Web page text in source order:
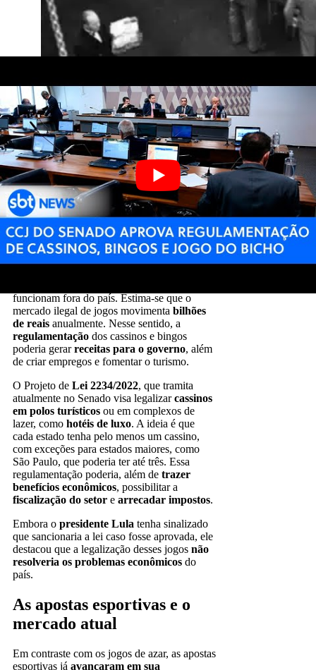
Com a proibição, os jogos de cassino se
tornaram um
tabu no Brasil , especialmente
sob o olhar de setores conservadores e
religiosos. Essa resistência permanece nos
dias atuais. Em 2023, por exemplo, a
Conferência Nacional dos Bispos do Brasil
(CNBB)emitiu uma nota pedindo que o
Legislativorejeitasse o projetode
legalização dos jogos de sorte, argumentando
que ele seria um “desprezo à vida e à
família”.
Por outro lado,defensores da legalização
argumentam que a proibição de quase 80
anos não refletiu em uma eliminação real da
funcionam fora do país. Estima-se que o
mercado ilegal de jogos movimenta bilhões
de reais anualmente. Nesse sentido, a
regulamentação dos cassinos e bingos
poderia gerarreceitas para o governo, além
de criar empregos e fomentar o turismo.
O Projeto de Lei 2234/2022, que tramita
atualmente no Senado visa legalizarcassinos
em polos turísticos ou em complexos de
lazer, como hotéis de luxo. A ideia é que
cada estado tenha pelo menos um cassino,
com exceções para estados maiores, como
São Paulo, que poderia ter até três. Essa
regulamentação poderia, além de trazer
benefícios econômicos, possibilitar a
fiscalização do setor e arrecadar impostos.
Embora o presidente Lula tenha sinalizado
que sancionaria a lei caso fosse aprovada, ele
destacou que a legalização desses jogos não
resolveria os problemas econômicos do
país.
As apostas esportivas e o
mercado atual
Em contraste com os jogos de azar, as apostas
esportivas já avançaram em sua